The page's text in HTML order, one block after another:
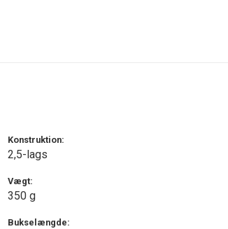
Konstruktion:
2,5-lags
Vægt:
350 g
Bukselængde: